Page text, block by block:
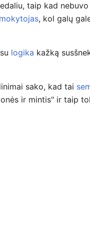
taip kad
mokytojas, kol galų
logika kažką
sako, kad tai
ir mintis" ir taip